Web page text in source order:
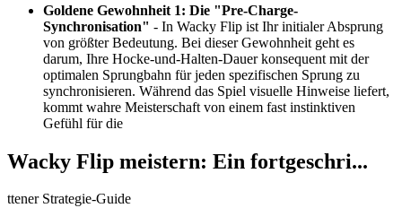
Goldene Gewohnheit 1: Die "Pre-Charge-
Synchronisation" - In Wacky Flip ist Ihr initialer Absprung
von größter Bedeutung. Bei dieser Gewohnheit geht es
darum, Ihre Hocke-und-Halten-Dauer konsequent mit der
optimalen Sprungbahn für jeden spezifischen Sprung zu
synchronisieren. Während das Spiel visuelle Hinweise liefert,
kommt wahre Meisterschaft von einem fast instinktiven
Gefühl für die
Wacky Flip meistern: Ein fortgeschri...
ttener Strategie-Guide